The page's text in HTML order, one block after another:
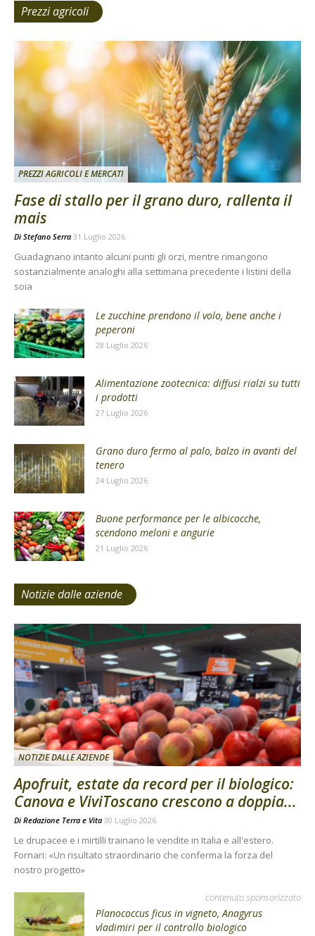
Prezzi agricoli
PREZZI AGRICOLI E MERCATI
Fase di stallo per il grano duro, rallenta il
mais
Di Stefano Serra 31 Luglio 2026
Guadagnano intanto alcuni punti gli orzi, mentre rimangono
sostanzialmente analoghi alla settimana precedente i listini della
soia
Le zucchine prendono il volo, bene anche i
peperoni
28 Luglio 2026
Alimentazione zootecnica: diffusi rialzi su tutti
i prodotti
27 Luglio 2026
Grano duro fermo al palo, balzo in avanti del
tenero
24 Luglio 2026
Buone performance per le albicocche,
scendono meloni e angurie
21 Luglio 2026
Notizie dalle aziende
NOTIZIE DALLE AZIENDE
Apofruit, estate da record per il biologico:
Canova e ViviToscano crescono a doppia...
Di Redazione Terra e Vita 30 Luglio 2026
Le drupacee e i mirtilli trainano le vendite in Italia e all'estero.
Fornari: «Un risultato straordinario che conferma la forza del
nostro progetto»
contenuto sponsorizzato
Planococcus ficus in vigneto, Anagyrus
vladimiri per il controllo biologico